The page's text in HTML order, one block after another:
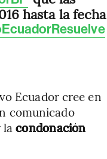
hasta la fecha
Ecuador cree en
comunicado
lacondonación